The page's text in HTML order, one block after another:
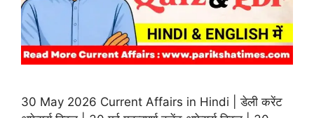
30 May 2026 Current Affairs in Hindi | डेली करेंट